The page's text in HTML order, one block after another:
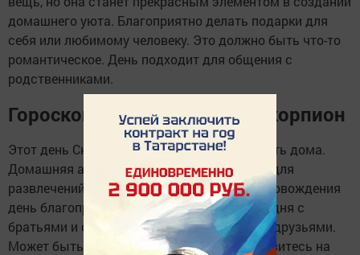
домашнего уюта. Благоприятно делать подарки для
себя или любимому человеку. Это должно быть что-то
романтическое. День подходит для общения с
родственниками.
Гороскоп на 12 июня 2022 Скорпион
Этот день Скорпиону не захочется проводить дома.
Домашняя атмосфера будет давить. А вот для
развлечений, отдыха, веселого времяпрепровождения
день благоприятен. Хорошо общаться сегодня с
братьями и сестрами, соседями, близкими друзьями.
Может быть, вы дружной компанией отправитесь на